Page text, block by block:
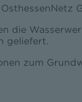
die
geliefert.
zum